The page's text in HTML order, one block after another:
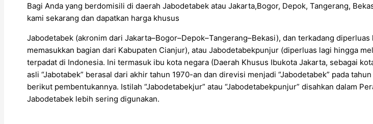
Bagi Anda yang berdomisili di daerah Jabodetabek atau Jakarta,Bogor, Depok, Tangerang,
kami sekarang dan dapatkan harga khusus
Jabodetabek (akronim dari Jakarta–Bogor–Depok–Tangerang–Bekasi), dan terkadang
memasukkan bagian dari Kabupaten Cianjur), atau Jabodetabekpunjur (diperluas lagi hingga
terpadat di Indonesia. Ini termasuk ibu kota negara (Daerah Khusus Ibukota Jakarta, sebagai
asli “Jabotabek” berasal dari akhir tahun 1970-an dan direvisi menjadi “Jabodetabek” pada
berikut pembentukannya. Istilah “Jabodetabekjur” atau “Jabodetabekpunjur” disahkan dalam
Jabodetabek lebih sering digunakan.